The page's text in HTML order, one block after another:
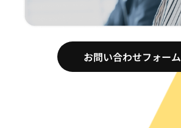
お問い合わせフォーム